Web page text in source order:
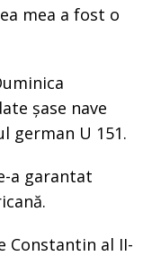
mea a fost o
șase nave
german U 151.
a garantat
Constantin al II-